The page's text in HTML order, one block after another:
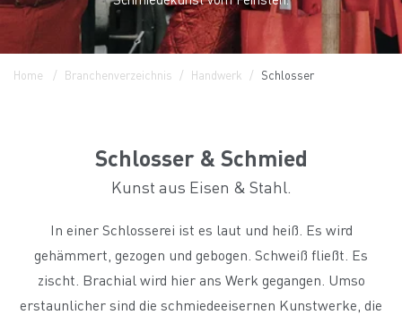
Home Branchenverzeichnis Handwerk Schlosser
Schlosser & Schmied
Kunst aus Eisen & Stahl.
In einer Schlosserei ist es laut und heiß. Es wird
gehämmert, gezogen und gebogen. Schweiß fließt. Es
zischt. Brachial wird hier ans Werk gegangen. Umso
erstaunlicher sind die schmiedeeisernen Kunstwerke, die